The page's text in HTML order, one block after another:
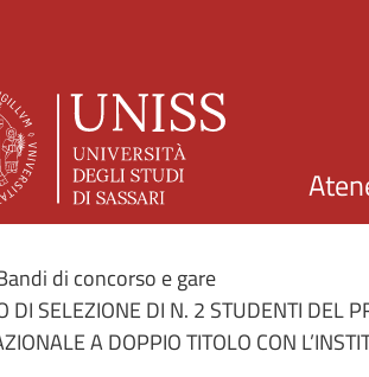
di concorso e gare
DI SELEZIONE DI N. 2 STUDENTI DEL
A DOPPIO TITOLO CON